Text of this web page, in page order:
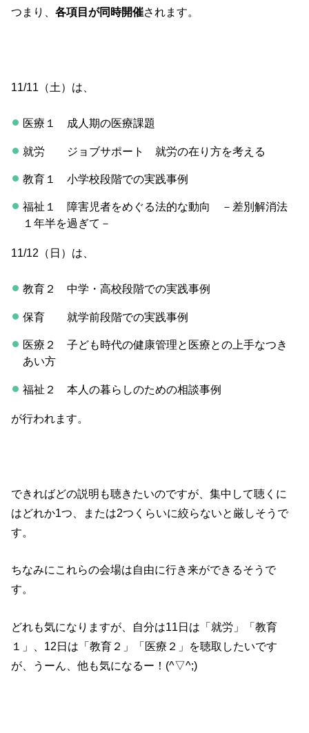
つまり、各項目が同時開催されます。
11/11（土）は、
医療１ 成人期の医療課題
就労 ジョブサポート 就労の在り方を考える
教育１ 小学校段階での実践事例
福祉１ 障害児者をめぐる法的な動向 －差別解消法
１年半を過ぎて－
11/12（日）は、
教育２ 中学・高校段階での実践事例
保育 就学前段階での実践事例
医療２ 子ども時代の健康管理と医療との上手なつき
あい方
福祉２ 本人の暮らしのための相談事例
が行われます。
できればどの説明も聴きたいのですが、集中して聴くに
はどれか1つ、または2つくらいに絞らないと厳しそうで
す。
ちなみにこれらの会場は自由に行き来ができるそうで
す。
どれも気になりますが、自分は11日は「就労」「教育
１」、12日は「教育２」「医療２」を聴取したいです
が、うーん、他も気になるー！(^▽^;)